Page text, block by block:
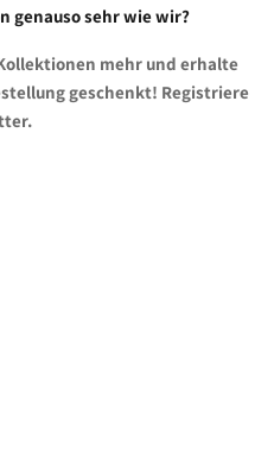
genauso sehr wie wir?
mehr und erhalte
geschenkt! Registriere